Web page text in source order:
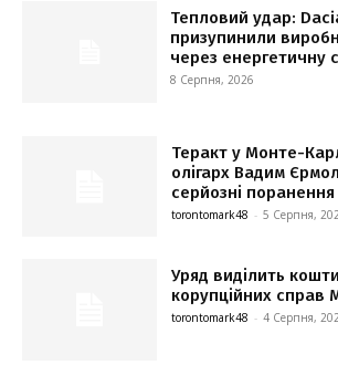
Тепловий удар:
призупинили
через енергетичну
8 Серпня, 2026
Теракт у Монте-
олігарх Вадим
серйозні поранення
torontomark48 - 5 Серпня,
Уряд виділить
корупційних справ
torontomark48 - 4 Серпня,